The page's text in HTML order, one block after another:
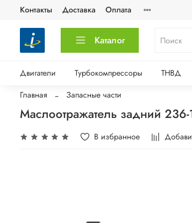
Контакты Доставка Оплата
Каталог
Двигатели Турбокомпрессоры ТНВД
Главная
Запасные части
Маслоотражатель задний
В избранное